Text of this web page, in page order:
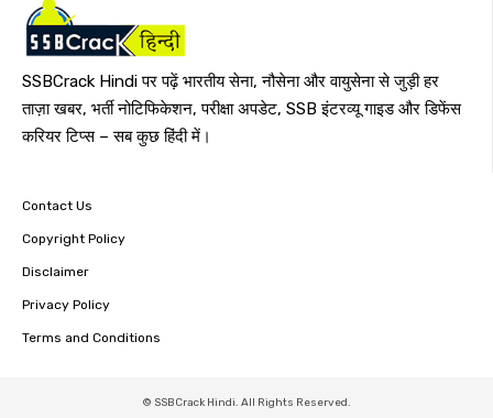
SSBCrack Hindi पर पढ़ें भारतीय सेना, नौसेना और वायुसेना से जुड़ी हर
ताज़ा खबर, भर्ती नोटिफिकेशन, परीक्षा अपडेट, SSB इंटरव्यू गाइड और डिफेंस
करियर टिप्स – सब कुछ हिंदी में।
Contact Us
Copyright Policy
Disclaimer
Privacy Policy
Terms and Conditions
© SSBCrack Hindi. All Rights Reserved.